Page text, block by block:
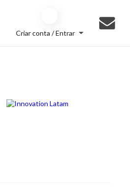
Criar conta / Entrar